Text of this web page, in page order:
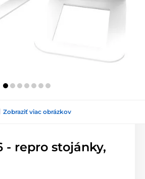
Zobraziť viac obrázkov
- repro stojánky,